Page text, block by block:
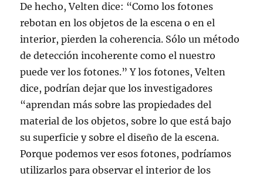
De hecho, Velten dice: “Como los fotones
rebotan en los objetos de la escena o en el
interior, pierden la coherencia. Sólo un método
de detección incoherente como el nuestro
puede ver los fotones.” Y los fotones, Velten
dice, podrían dejar que los investigadores
“aprendan más sobre las propiedades del
material de los objetos, sobre lo que está bajo
su superficie y sobre el diseño de la escena.
Porque podemos ver esos fotones, podríamos
utilizarlos para observar el interior de los